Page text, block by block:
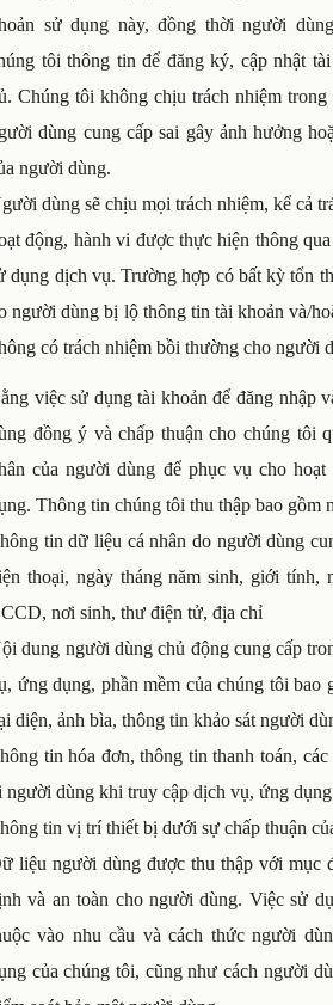
sử dụng này, đồng thời người
tôi thông tin để đăng ký, cập nhật
Chúng tôi không chịu trách nhiệm
dùng cung cấp sai gây ảnh hưởng
người dùng.
dùng sẽ chịu mọi trách nhiệm, kể cả
động, hành vi được thực hiện thông
dụng dịch vụ. Trường hợp có bất kỳ tổn
người dùng bị lộ thông tin tài khoản và/
có trách nhiệm bồi thường cho người
việc sử dụng tài khoản để đăng nhập
đồng ý và chấp thuận cho chúng tôi
của người dùng để phục vụ cho
Thông tin chúng tôi thu thập bao gồm
tin dữ liệu cá nhân do người dùng
thoại, ngày tháng năm sinh, giới tính,
nơi sinh, thư điện tử, địa chỉ
dung người dùng chủ động cung cấp
ứng dụng, phần mềm của chúng tôi bao
diện, ảnh bìa, thông tin khảo sát người
tin hóa đơn, thông tin thanh toán,
người dùng khi truy cập dịch vụ, ứng dụng
tin vị trí thiết bị dưới sự chấp thuận
liệu người dùng được thu thập với mục
và an toàn cho người dùng. Việc sử
vào nhu cầu và cách thức người
của chúng tôi, cũng như cách người